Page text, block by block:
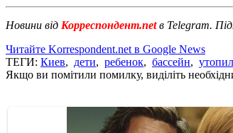
Новини від Корреспондент.netв Telegram.
Читайте Korrespondent.net в Google News
ТЕГИ: Киев, дети, ребенок, бассейн,
Якщо ви помітили помилку, виділіть